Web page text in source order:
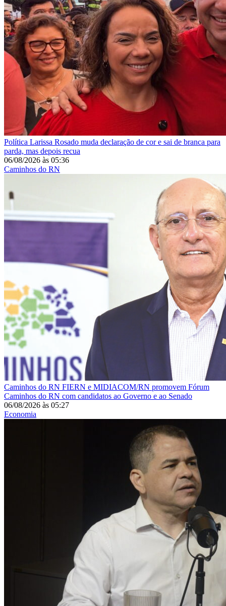
Política Larissa Rosado muda declaração de cor e sai de branca para
parda, mas depois recua
06/08/2026 às 05:36
Caminhos do RN
Caminhos do RN FIERN e MIDIACOM/RN promovem Fórum
Caminhos do RN com candidatos ao Governo e ao Senado
06/08/2026 às 05:27
Economia